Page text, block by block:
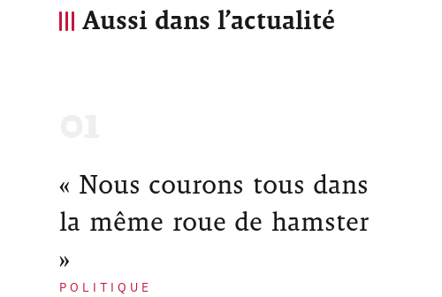
Aussi dans l’actualité
« Nous courons tous dans
la même roue de hamster
»
POLITIQUE